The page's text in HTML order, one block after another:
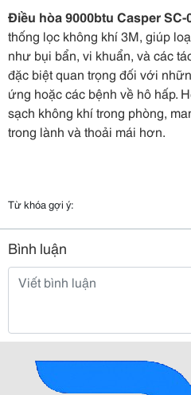
Điều hòa 9000btu Casper SC-
thống lọc không khí 3M, giúp
như bụi bẩn, vi khuẩn, và các
đặc biệt quan trọng đối với
ứng hoặc các bệnh về hô hấp.
sạch không khí trong phòng,
trong lành và thoải mái hơn.
Từ khóa gợi ý:
Bình luận